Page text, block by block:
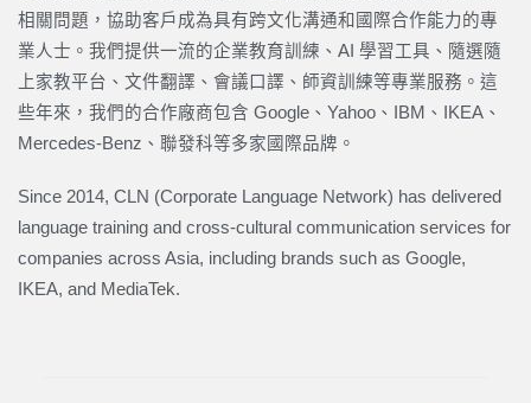
相關問題，協助客戶成為具有跨文化溝通和國際合作能力的專
業人士。我們提供一流的企業教育訓練、AI 學習工具、隨選隨
上家教平台、文件翻譯、會議口譯、師資訓練等專業服務。這
些年來，我們的合作廠商包含 Google、Yahoo、IBM、IKEA、
Mercedes-Benz、聯發科等多家國際品牌。
Since 2014, CLN (Corporate Language Network) has delivered
language training and cross-cultural communication services for
companies across Asia, including brands such as Google,
IKEA, and MediaTek.